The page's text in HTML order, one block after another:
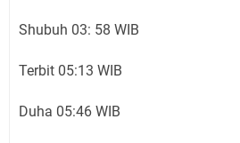
Shubuh 03: 58 WIB
Terbit 05:13 WIB
Duha 05:46 WIB